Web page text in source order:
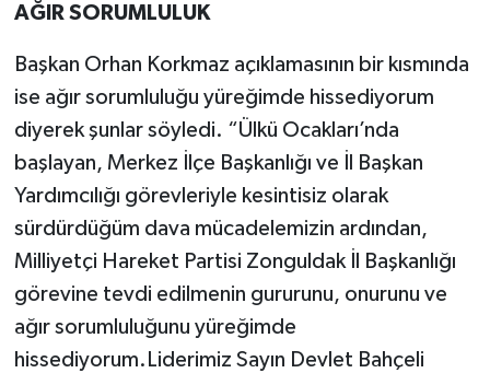
AĞIR SORUMLULUK
Başkan Orhan Korkmaz açıklamasının bir kısmında
ise ağır sorumluluğu yüreğimde hissediyorum
diyerek şunlar söyledi. “Ülkü Ocakları’nda
başlayan, Merkez İlçe Başkanlığı ve İl Başkan
Yardımcılığı görevleriyle kesintisiz olarak
sürdürdüğüm dava mücadelemizin ardından,
Milliyetçi Hareket Partisi Zonguldak İl Başkanlığı
görevine tevdi edilmenin gururunu, onurunu ve
ağır sorumluluğunu yüreğimde
hissediyorum.Liderimiz Sayın Devlet Bahçeli